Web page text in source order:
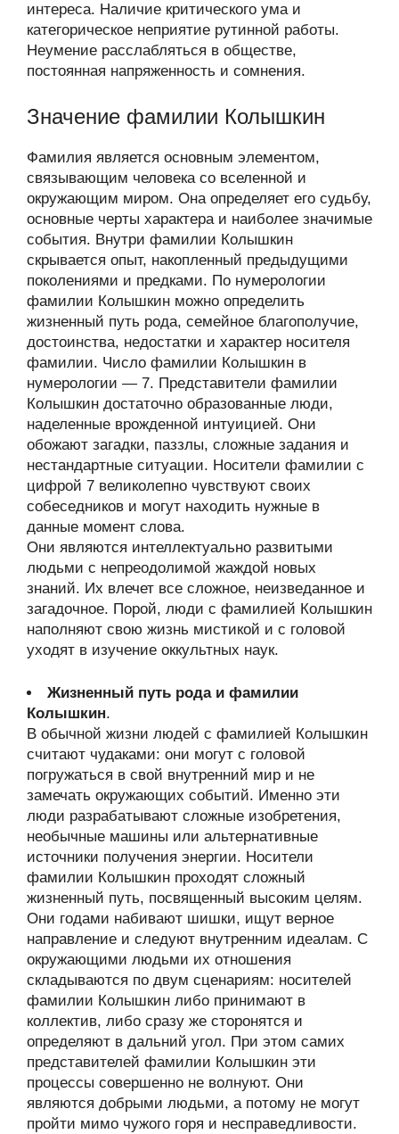
интереса. Наличие критического ума и
категорическое неприятие рутинной работы.
Неумение расслабляться в обществе,
постоянная напряженность и сомнения.
Значение фамилии Колышкин
Фамилия является основным элементом,
связывающим человека со вселенной и
окружающим миром. Она определяет его судьбу,
основные черты характера и наиболее значимые
события. Внутри фамилии Колышкин
скрывается опыт, накопленный предыдущими
поколениями и предками. По нумерологии
фамилии Колышкин можно определить
жизненный путь рода, семейное благополучие,
достоинства, недостатки и характер носителя
фамилии. Число фамилии Колышкин в
нумерологии — 7. Представители фамилии
Колышкин достаточно образованные люди,
наделенные врожденной интуицией. Они
обожают загадки, паззлы, сложные задания и
нестандартные ситуации. Носители фамилии с
цифрой 7 великолепно чувствуют своих
собеседников и могут находить нужные в
данные момент слова.
Они являются интеллектуально развитыми
людьми с непреодолимой жаждой новых
знаний. Их влечет все сложное, неизведанное и
загадочное. Порой, люди с фамилией Колышкин
наполняют свою жизнь мистикой и с головой
уходят в изучение оккультных наук.
Жизненный путь рода и фамилии
Колышкин.
В обычной жизни людей с фамилией Колышкин
считают чудаками: они могут с головой
погружаться в свой внутренний мир и не
замечать окружающих событий. Именно эти
люди разрабатывают сложные изобретения,
необычные машины или альтернативные
источники получения энергии. Носители
фамилии Колышкин проходят сложный
жизненный путь, посвященный высоким целям.
Они годами набивают шишки, ищут верное
направление и следуют внутренним идеалам. С
окружающими людьми их отношения
складываются по двум сценариям: носителей
фамилии Колышкин либо принимают в
коллектив, либо сразу же сторонятся и
определяют в дальний угол. При этом самих
представителей фамилии Колышкин эти
процессы совершенно не волнуют. Они
являются добрыми людьми, а потому не могут
пройти мимо чужого горя и несправедливости.